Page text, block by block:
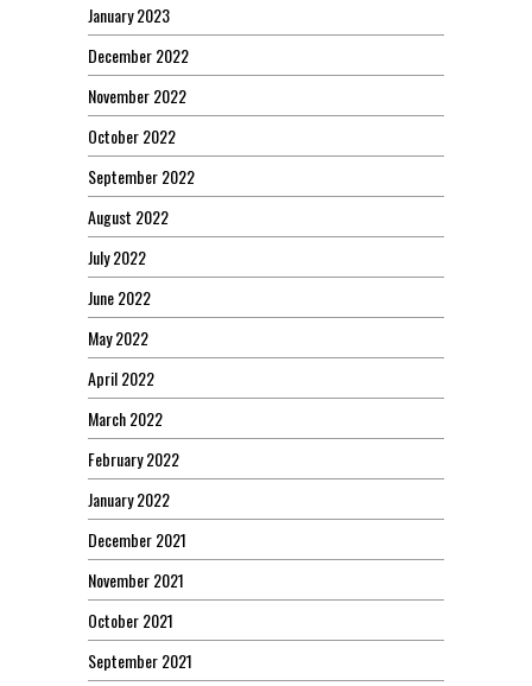
January 2023
December 2022
November 2022
October 2022
September 2022
August 2022
July 2022
June 2022
May 2022
April 2022
March 2022
February 2022
January 2022
December 2021
November 2021
October 2021
September 2021